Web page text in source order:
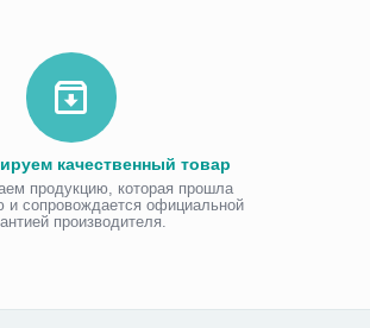
качественный товар
продукцию, которая прошла
и сопровождается официальной
производителя.